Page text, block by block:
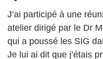
J’ai participé à une
atelier dirigé par le Dr
qui a poussé les SIG
Je lui ai dit que j’étais